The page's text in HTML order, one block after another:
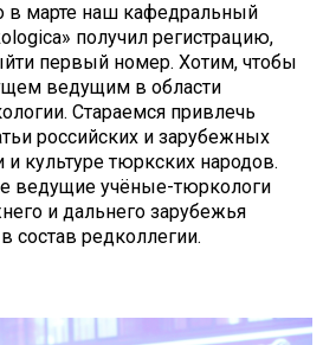
в марте наш кафедральный
получил регистрацию,
первый номер. Хотим, чтобы
ведущим в области
Стараемся привлечь
российских и зарубежных
и культуре тюркских народов.
ведущие учёные-тюркологи
и дальнего зарубежья
состав редколлегии.